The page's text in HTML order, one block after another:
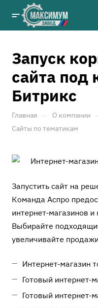
Запуск
сайта под
Битрикс
Главная — О компании
Сайты по тематикам
Запустить сайт на
Команда Аспро
интернет-магазинов
Выбирайте
увеличивайте
Интернет-магазин
Готовый интернет-
Готовый интернет-